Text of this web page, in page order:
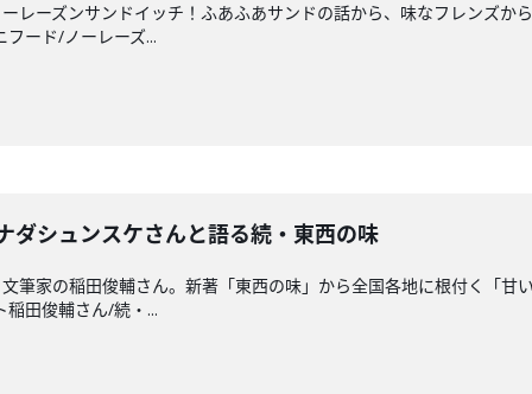
レーズンサンドイッチ！ふあふあサンドの話から、味なフレンズか
ード/ノーレーズ...
ダシュンスケさんと語る続・東西の味
筆家の稲田俊輔さん。新著「東西の味」から全国各地に根付く「
田俊輔さん/続・...